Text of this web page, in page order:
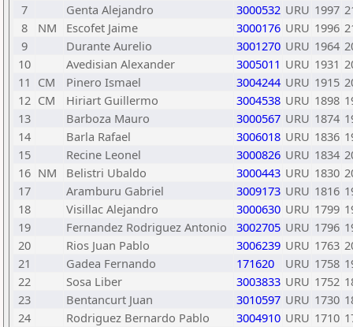
7
Genta Alejandro 3000532 URU 1997
8
NM Escofet Jaime 3000176 URU 1996
9
Durante Aurelio 3001270 URU 1964
10
Avedisian Alexander 3005011 URU 1931
11 CM Pinero Ismael 3004244 URU 1915
12 CM Hiriart Guillermo 3004538 URU 1898
13
Barboza Mauro 3000567 URU 1874
14
Barla Rafael 3006018 URU 1836
15
Recine Leonel 3000826 URU 1834
16 NM Belistri Ubaldo 3000443 URU 1830
17
Aramburu Gabriel 3009173 URU 1816
18
Visillac Alejandro 3000630 URU 1799
19
Fernandez Rodriguez Antonio 3002705 URU 1796
20
Rios Juan Pablo 3006239 URU 1763
21
Gadea Fernando 171620 URU 1758
22
Sosa Liber 3003833 URU 1752
23
Bentancurt Juan 3010597 URU 1730
24
Rodriguez Bernardo Pablo 3004910 URU 1710